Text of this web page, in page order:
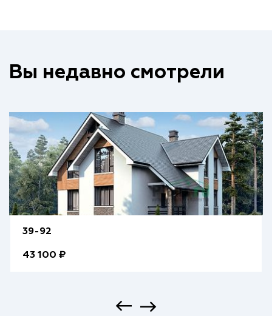
Вы недавно смотрели
39-92
43 100 ₽